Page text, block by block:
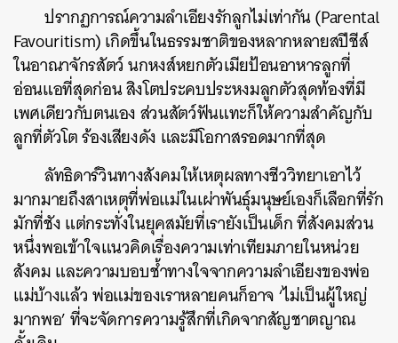
ปรากฏการณ์ความลำเอียงรักลูกไม่เท่ากัน (Parental
Favouritism) เกิดขึ้นในธรรมชาติของหลากหลายสปีชีส์
ในอาณาจักรสัตว์ นกหงส์หยกตัวเมียป้อนอาหารลูกที่
อ่อนแอที่สุดก่อน สิงโตประคบประหงมลูกตัวสุดท้องที่มี
เพศเดียวกับตนเอง ส่วนสัตว์ฟันแทะก็ให้ความสำคัญกับ
ลูกที่ตัวโต ร้องเสียงดัง และมีโอกาสรอดมากที่สุด
ลัทธิดาร์วินทางสังคมให้เหตุผลทางชีววิทยาเอาไว้
มากมายถึงสาเหตุที่พ่อแม่ในเผ่าพันธ์ุมนุษย์เองก็เลือกที่รัก
มักที่ชัง แต่กระทั่งในยุคสมัยที่เรายังเป็นเด็ก ที่สังคมส่วน
หนึ่งพอเข้าใจแนวคิดเรื่องความเท่าเทียมภายในหน่วย
สังคม และความบอบช้ำทางใจจากความลำเอียงของพ่อ
แม่บ้างแล้ว พ่อแม่ของเราหลายคนก็อาจ ‘ไม่เป็นผู้ใหญ่
มากพอ’ ที่จะจัดการความรู้สึกที่เกิดจากสัญชาตญาณ